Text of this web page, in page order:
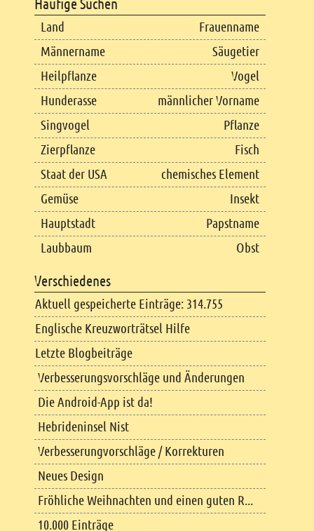
Häufige Suchen
Land
Frauenname
Männername
Säugetier
Heilpflanze
Vogel
Hunderasse
männlicher Vorname
Singvogel
Pflanze
Zierpflanze
Fisch
Staat der USA
chemisches Element
Gemüse
Insekt
Hauptstadt
Papstname
Laubbaum
Obst
Verschiedenes
Aktuell gespeicherte Einträge: 314.755
Englische Kreuzworträtsel Hilfe
Letzte Blogbeiträge
Verbesserungsvorschläge und Änderungen
Die Android-App ist da!
Hebrideninsel Nist
Verbesserungvorschläge / Korrekturen
Neues Design
Fröhliche Weihnachten und einen guten R...
10.000 Einträge